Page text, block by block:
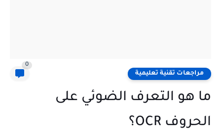
مراجعات تقنية تعليمية
0
ما هو التعرف الضوئي على
الحروف OCR؟